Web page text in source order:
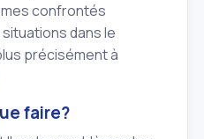
confrontés
dans le
précisément à
faire?